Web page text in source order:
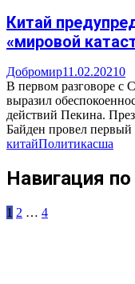
Китай
«мировой
Добромир11.02.20210
В первом разговоре
выразил
действий Пекина.
Байден провел
китайПолитикасша
Навигация
1 2 … 4